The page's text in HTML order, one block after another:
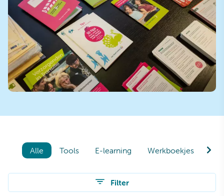
Kennis voor de zorg
Alle Tools E-learning Werkboekjes
Filter